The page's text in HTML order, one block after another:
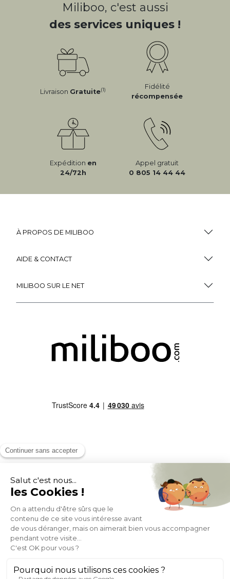
Miliboo, c'est aussi
des services uniques !
Livraison Gratuite(1)
Fidélité
récompensée
Expédition en
24/72h
Appel gratuit
0 805 14 44 44
À PROPOS DE MILIBOO
AIDE & CONTACT
MILIBOO SUR LE NET
MOYENS DE PAIEMENT